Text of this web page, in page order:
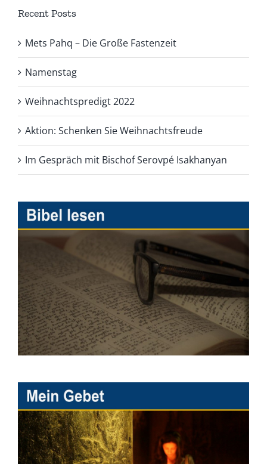
Recent Posts
Mets Pahq – Die Große Fastenzeit
Namenstag
Weihnachtspredigt 2022
Aktion: Schenken Sie Weihnachtsfreude
Im Gespräch mit Bischof Serovpé Isakhanyan